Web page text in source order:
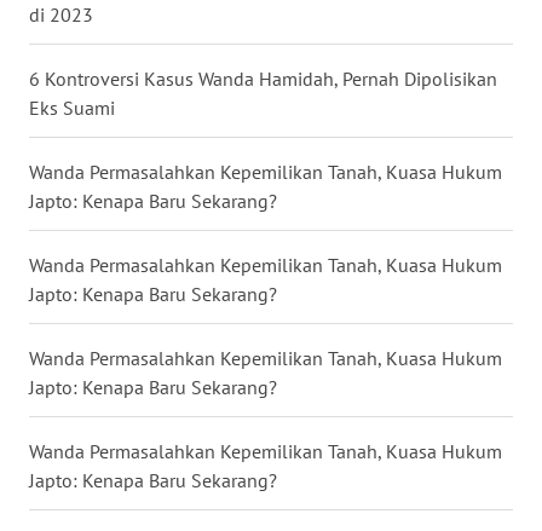
di 2023
6 Kontroversi Kasus Wanda Hamidah, Pernah Dipolisikan
Eks Suami
Wanda Permasalahkan Kepemilikan Tanah, Kuasa Hukum
Japto: Kenapa Baru Sekarang?
Wanda Permasalahkan Kepemilikan Tanah, Kuasa Hukum
Japto: Kenapa Baru Sekarang?
Wanda Permasalahkan Kepemilikan Tanah, Kuasa Hukum
Japto: Kenapa Baru Sekarang?
Wanda Permasalahkan Kepemilikan Tanah, Kuasa Hukum
Japto: Kenapa Baru Sekarang?
WN
JATENG
WN
NUSANTARA
WN
WN